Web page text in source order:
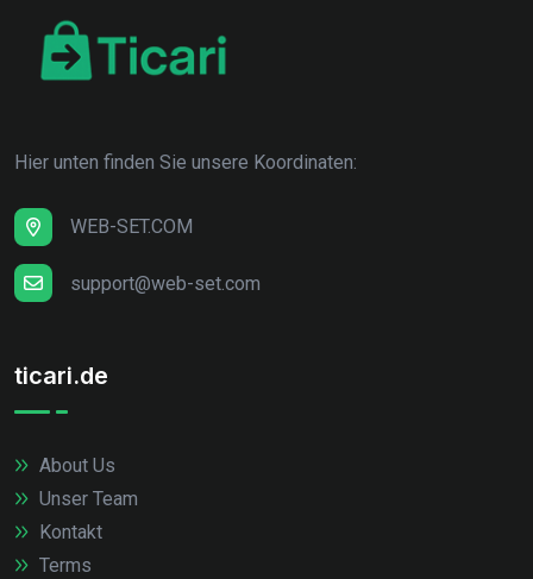
Hier unten finden Sie unsere Koordinaten:
WEB-SET.COM
support@web-set.com
ticari.de
About Us
Unser Team
Kontakt
Terms